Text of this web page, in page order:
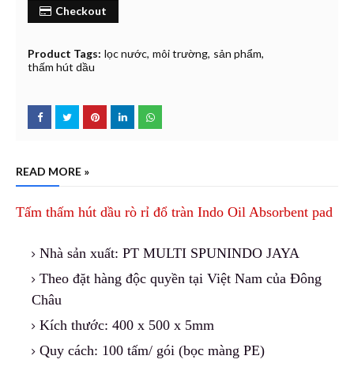
Checkout
Product Tags: lọc nước môi trường sản phẩm
thấm hút dầu
READ MORE »
Tấm thấm hút dầu rò rỉ đổ tràn Indo Oil Absorbent pad
Nhà sản xuất: PT MULTI SPUNINDO JAYA
Theo đặt hàng độc quyền tại Việt Nam của Đông
Châu
Kích thước: 400 x 500 x 5mm
Quy cách: 100 tấm/ gói (bọc màng PE)